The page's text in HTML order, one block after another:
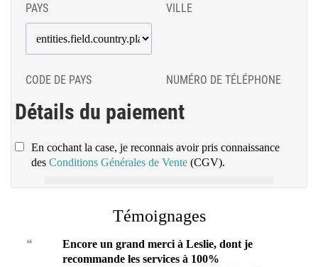
PAYS
VILLE
CODE DE PAYS NUMÉRO DE TÉLÉPHONE
Détails du paiement
En cochant la case, je reconnais avoir pris connaissance
des Conditions Générales de Vente (CGV).
Témoignages
❝
Encore un grand merci à Leslie, dont je
recommande les services à 100%